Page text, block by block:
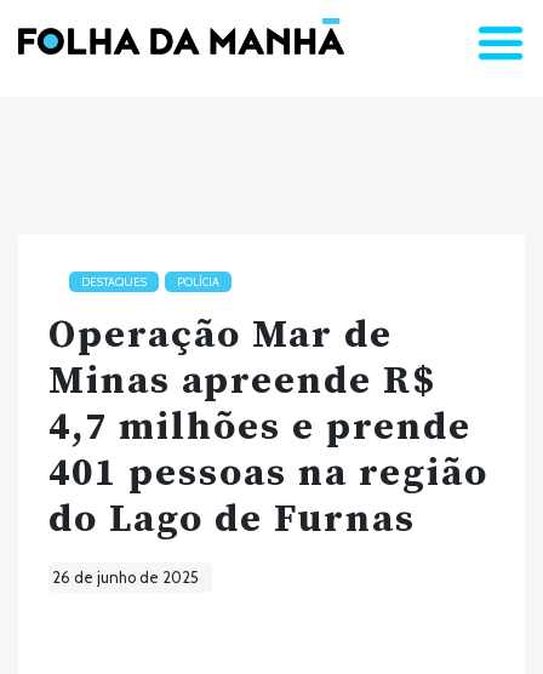
DESTAQUES POLÍCIA
Operação Mar de
Minas apreende R$
4,7 milhões e prende
401 pessoas na região
do Lago de Furnas
26 de junho de 2025